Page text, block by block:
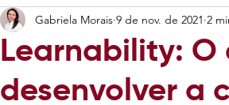
Learnability: O
desenvolver a
Gabriela Morais 9 de nov. de 2021 2